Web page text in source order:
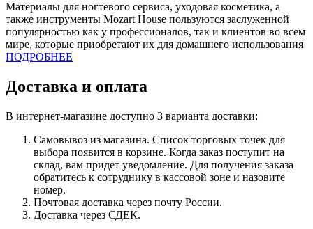
Материалы для ногтевого сервиса, уходовая косметика, а
также инструменты Mozart House пользуются заслуженной
популярностью как у профессионалов, так и клиентов во всем
мире, которые приобретают их для домашнего использования
ПОДРОБНЕЕ
Доставка и оплата
В интернет-магазине доступно 3 варианта доставки:
Самовывоз из магазина. Список торговых точек для
выбора появится в корзине. Когда заказ поступит на
склад, вам придет уведомление. Для получения заказа
обратитесь к сотруднику в кассовой зоне и назовите
номер.
Почтовая доставка через почту России.
Доставка через СДЕК.